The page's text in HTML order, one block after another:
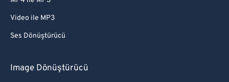
Video ile MP3
Ses Dönüştürücü
Image Dönüştürücü